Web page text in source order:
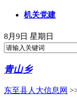
机关党建
8月9日 星期日
青山乡
东至县人大信息网